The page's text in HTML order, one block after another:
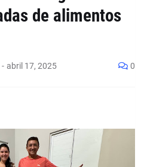
de alimentos
- abril 17, 2025 0